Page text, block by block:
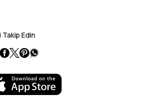
Takip Edin